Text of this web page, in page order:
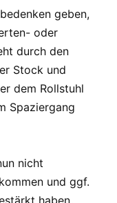
geben,
oder
durch den
Stock und
dem Rollstuhl
Spaziergang
nicht
und ggf.